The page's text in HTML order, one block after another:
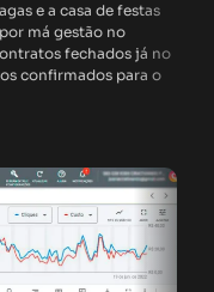
e a casa de festas
má gestão no
fechados já no
confirmados para o